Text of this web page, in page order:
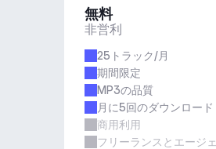
無料
非営利
25トラック/月
期間限定
MP3の品質
月に5回のダウンロード
商用利用
フリーランスとエージ